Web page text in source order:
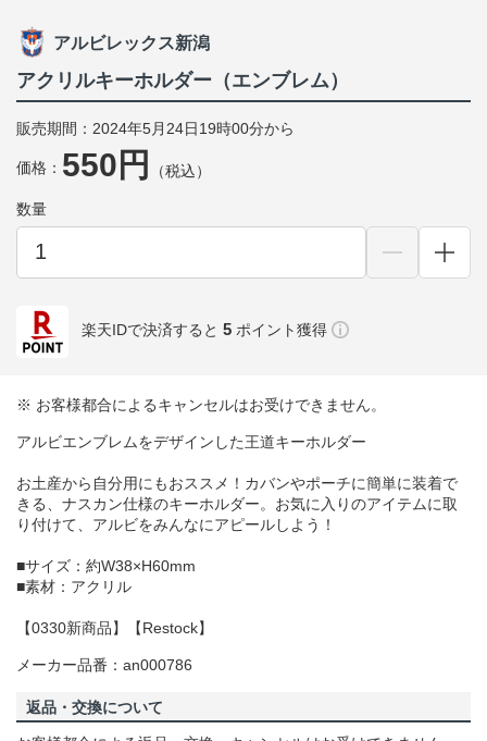
アルビレックス新潟
アクリルキーホルダー（エンブレム）
販売期間：2024年5月24日19時00分から
価格： 550円 （税込）
数量
楽天IDで決済すると 5 ポイント獲得
※ お客様都合によるキャンセルはお受けできません。
アルビエンブレムをデザインした王道キーホルダー
お土産から自分用にもおススメ！カバンやポーチに簡単に装着で
きる、ナスカン仕様のキーホルダー。お気に入りのアイテムに取
り付けて、アルビをみんなにアピールしよう！
■サイズ：約W38×H60mm
■素材：アクリル
【0330新商品】【Restock】
メーカー品番：an000786
返品・交換について